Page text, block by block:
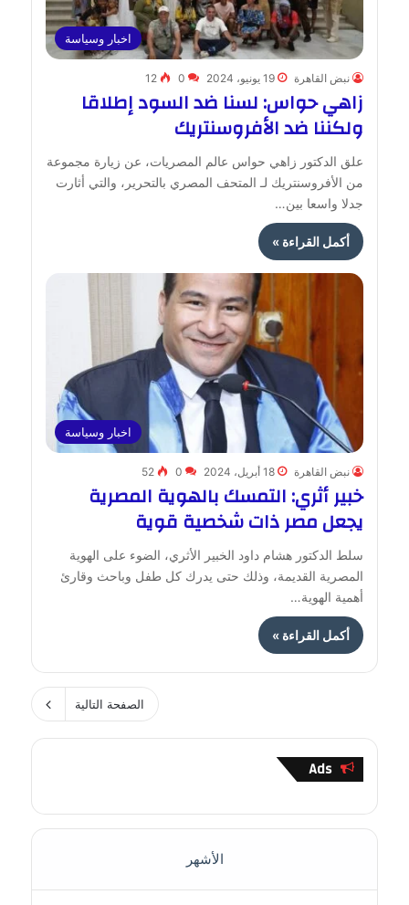
اخبار وسياسة
نبض القاهرة 19 يونيو، 2024 0
12
زاهي حواس: لسنا ضد السود إطلاقا
ولكننا ضد الأفروسنتريك
علق الدكتور زاهي حواس عالم المصريات، عن زيارة مجموعة
من الأفروسنتريك لـ المتحف المصري بالتحرير، والتي أثارت
جدلا واسعا بين…
أكمل القراءة »
اخبار وسياسة
نبض القاهرة 18 أبريل، 2024 0
52
خبير أثري: التمسك بالهوية المصرية
يجعل مصر ذات شخصية قوية
سلط الدكتور هشام داود الخبير الأثري، الضوء على الهوية
المصرية القديمة، وذلك حتى يدرك كل طفل وباحث وقارئ
أهمية الهوية…
أكمل القراءة »
الصفحة التالية
Ads
الأشهر